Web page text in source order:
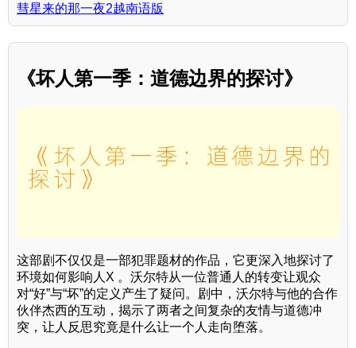
彗星来的那一夜2越南语版
《坏人第一季：道德边界的探讨》
这部剧不仅仅是一部犯罪题材的作品，它更深入地探讨了
环境如何影响人X 。沃尔特从一位普通人的转变让观众
对“好”与“坏”的定义产生了疑问。剧中，沃尔特与他的合作
伙伴杰西的互动，揭示了两者之间复杂的友情与道德冲
突，让人反思究竟是什么让一个人走向堕落。